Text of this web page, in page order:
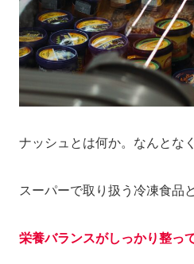
ナッシュとは何か。なんとな
スーパーで取り扱う冷凍食品
栄養バランスがしっかり整っ